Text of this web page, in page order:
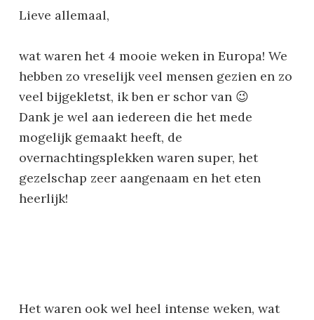
Lieve allemaal,
wat waren het 4 mooie weken in Europa! We
hebben zo vreselijk veel mensen gezien en zo
veel bijgekletst, ik ben er schor van 😉
Dank je wel aan iedereen die het mede
mogelijk gemaakt heeft, de
overnachtingsplekken waren super, het
gezelschap zeer aangenaam en het eten
heerlijk!
Het waren ook wel heel intense weken, wat